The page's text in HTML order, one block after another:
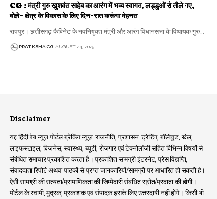
CG : मंत्री गुरु खुशवंत साहेब का आरंग में भव्य स्वागत, लड्डुओं से तौले गए,
बोले- क्षेत्र के विकास के लिए दिन-रात करूंगा मेहनत
रायपुर। छत्तीसगढ़ कैबिनेट के नवनियुक्त मंत्री और आरंग विधानसभा के विधायक गुरु…
PRATIKSHA CG AUGUST 24, 2025
Disclaimer
यह हिंदी वेब न्यूज़ पोर्टल ब्रेकिंग न्यूज़, राजनीति, प्रशासन, ट्रेडिंग, बॉलीवुड, खेल,
लाइफस्टाइल, बिजनेस, स्वास्थ्य, ब्यूटी, रोजगार एवं टेक्नोलॉजी सहित विभिन्न विषयों से
संबंधित समाचार प्रकाशित करता है। प्रकाशित सामग्री इंटरनेट, प्रेस विज्ञप्ति,
संवाददाता रिपोर्ट अथवा पाठकों से प्राप्त जानकारियों/सामग्री पर आधारित हो सकती है।
ऐसी सामग्री की सत्यता/प्रामाणिकता की जिम्मेदारी संबंधित स्रोत/प्रदाता की होगी।
पोर्टल के स्वामी, मुद्रक, प्रकाशक एवं संपादक इसके लिए उत्तरदायी नहीं होंगे। किसी भी